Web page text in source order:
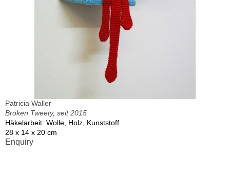
Patricia Waller
Broken Tweety, seit 2015
Häkelarbeit: Wolle, Holz, Kunststoff
28 x 14 x 20 cm
Enquiry